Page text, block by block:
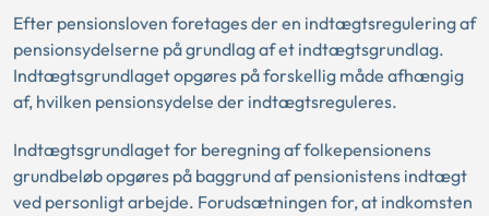
Efter pensionsloven foretages der en indtægtsregulering af
pensionsydelserne på grundlag af et indtægtsgrundlag.
Indtægtsgrundlaget opgøres på forskellig måde afhængig
af, hvilken pensionsydelse der indtægtsreguleres.
Indtægtsgrundlaget for beregning af folkepensionens
grundbeløb opgøres på baggrund af pensionistens indtægt
ved personligt arbejde. Forudsætningen for, at indkomsten